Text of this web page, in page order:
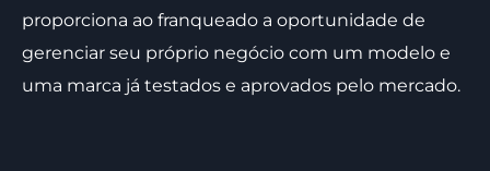
proporciona ao franqueado a oportunidade de
gerenciar seu próprio negócio com um modelo e
uma marca já testados e aprovados pelo mercado.